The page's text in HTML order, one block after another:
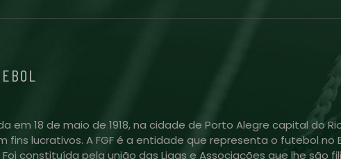
em 18 de maio de 1918, na cidade de Porto Alegre capital do
lucrativos. A FGF é a entidade que representa o futebol no
constituída pela união das Ligas e Associações que lhe são